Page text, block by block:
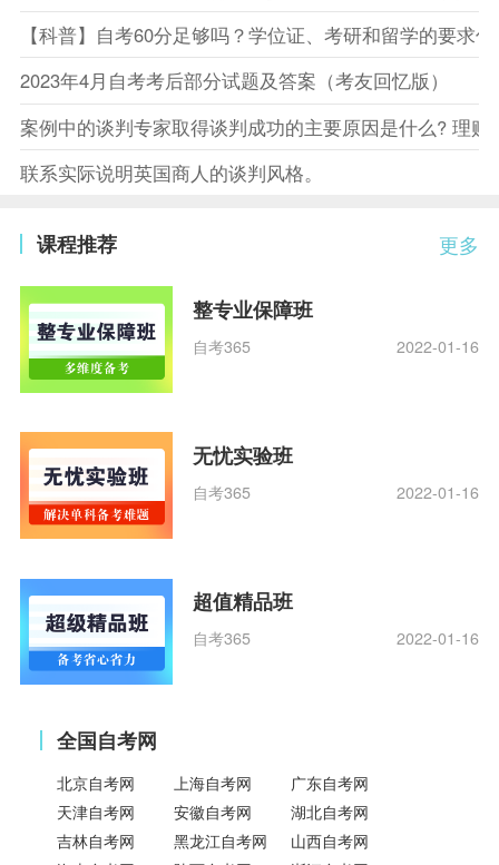
【科普】自考60分足够吗？学位证、考研和留学的要求
2023年4月自考考后部分试题及答案（考友回忆版）
案例中的谈判专家取得谈判成功的主要原因是什么? 理
联系实际说明英国商人的谈判风格。
更多
课程推荐
整专业保障班
自考365 2022-01-16
无忧实验班
自考365 2022-01-16
超值精品班
自考365 2022-01-16
全国自考网
北京自考网 上海自考网
广东自考网
天津自考网
安徽自考网
湖北自考网
吉林自考网
黑龙江自考网
山西自考网